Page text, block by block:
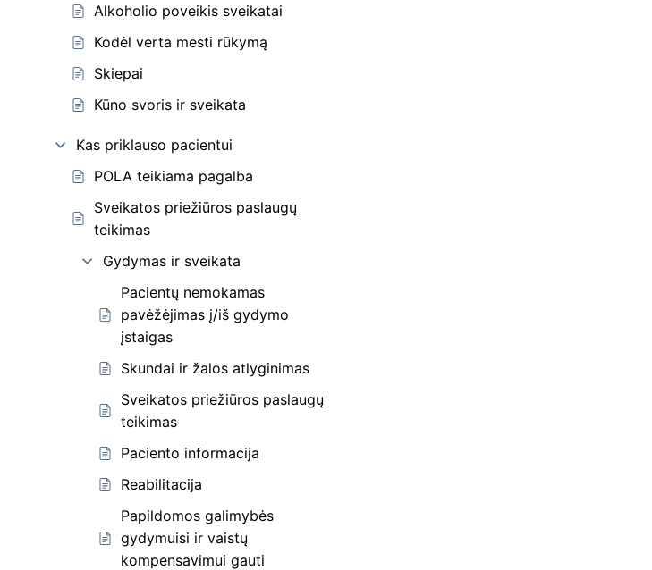
Alkoholio poveikis sveikatai
Kodėl verta mesti rūkymą
Skiepai
Kūno svoris ir sveikata
Kas priklauso pacientui
POLA teikiama pagalba
Sveikatos priežiūros paslaugų
teikimas
Gydymas ir sveikata
Pacientų nemokamas
pavėžėjimas į/iš gydymo
įstaigas
Skundai ir žalos atlyginimas
Sveikatos priežiūros paslaugų
teikimas
Paciento informacija
Reabilitacija
Papildomos galimybės
gydymuisi ir vaistų
kompensavimui gauti